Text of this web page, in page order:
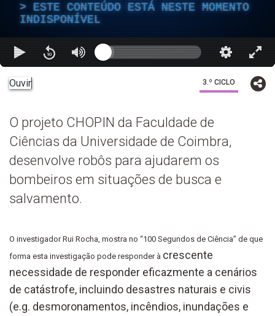
ESTE CONTEÚDO ESTÁ NESTE MOMENTO
INDISPONÍVEL
Ouvir 3.º CICLO
O projeto CHOPIN da Faculdade de
Ciências da Universidade de Coimbra,
desenvolve robôs para ajudarem os
bombeiros em situações de busca e
salvamento.
O investigador Rui Rocha, mostra no “100 Segundos de Ciência” de que
forma esta investigação pode responder à crescente
necessidade de responder eficazmente a cenários
de catástrofe, incluindo desastres naturais e civis
(e.g. desmoronamentos, incêndios, inundações e